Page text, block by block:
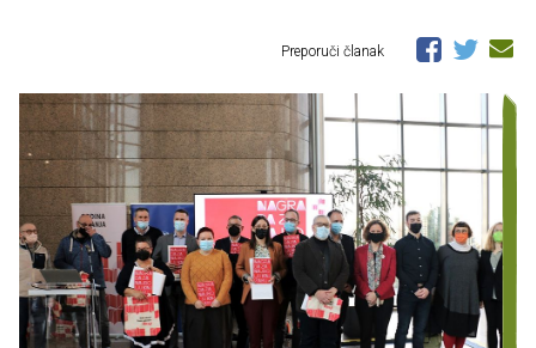
Preporuči članak